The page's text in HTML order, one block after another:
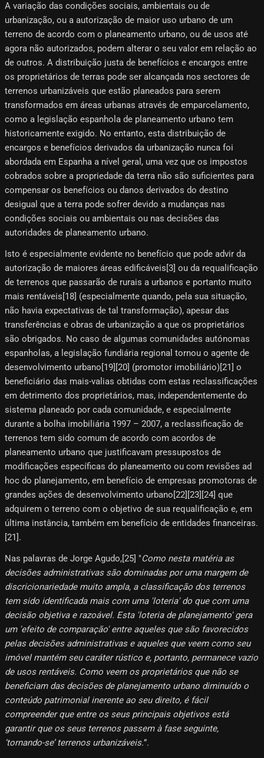
A variação das condições sociais, ambientais ou de
urbanização, ou a autorização de maior uso urbano de um
terreno de acordo com o planeamento urbano, ou de usos até
agora não autorizados, podem alterar o seu valor em relação ao
de outros. A distribuição justa de benefícios e encargos entre
os proprietários de terras pode ser alcançada nos sectores de
terrenos urbanizáveis ​​que estão planeados para serem
transformados em áreas urbanas através de emparcelamento,
como a legislação espanhola de planeamento urbano tem
historicamente exigido. No entanto, esta distribuição de
encargos e benefícios derivados da urbanização nunca foi
abordada em Espanha a nível geral, uma vez que os impostos
cobrados sobre a propriedade da terra não são suficientes para
compensar os benefícios ou danos derivados do destino
desigual que a terra pode sofrer devido a mudanças nas
condições sociais ou ambientais ou nas decisões das
autoridades de planeamento urbano.
Isto é especialmente evidente no benefício que pode advir da
autorização de maiores áreas edificáveis[3]​ ou da requalificação
de terrenos que passarão de rurais a urbanos e portanto muito
mais rentáveis[18]​ (especialmente quando, pela sua situação,
não havia expectativas de tal transformação), apesar das
transferências e obras de urbanização a que os proprietários
são obrigados. No caso de algumas comunidades autónomas
espanholas, a legislação fundiária regional tornou o agente de
desenvolvimento urbano[19][20]​ (promotor imobiliário)[21]​ o
beneficiário das mais-valias obtidas com estas reclassificações
em detrimento dos proprietários, mas, independentemente do
sistema planeado por cada comunidade, e especialmente
durante a bolha imobiliária 1997 – 2007, a reclassificação de
terrenos tem sido comum de acordo com acordos de
planeamento urbano que justificavam pressupostos de
modificações específicas do planeamento ou com revisões ad
hoc do planejamento, em benefício de empresas promotoras de
grandes ações de desenvolvimento urbano[22]​[23]​[24]​ que
adquirem o terreno com o objetivo de sua requalificação e, em
última instância, também em benefício de entidades financeiras.
[21]​.
Nas palavras de Jorge Agudo,[25]​ "Como nesta matéria as
decisões administrativas são dominadas por uma margem de
discricionariedade muito ampla, a classificação dos terrenos
tem sido identificada mais com uma 'loteria' do que com uma
decisão objetiva e razoável. Esta 'loteria de planejamento' gera
um 'efeito de comparação' entre aqueles que são favorecidos
pelas decisões administrativas e aqueles que veem como seu
imóvel mantém seu caráter rústico e, portanto, permanece vazio
de usos rentáveis. Como veem os proprietários que não se
beneficiam das decisões de planejamento urbano diminuído o
conteúdo patrimonial inerente ao seu direito, é fácil
compreender que entre os seus principais objetivos está
garantir que os seus terrenos passem à fase seguinte,
‘tornando-se’ terrenos urbanizáveis.”.